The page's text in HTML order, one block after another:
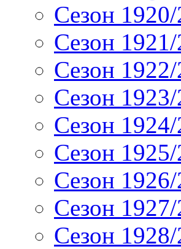
Сезон 1920/
Сезон
Сезон
Сезон
Сезон
Сезон
Сезон
Сезон
Сезон